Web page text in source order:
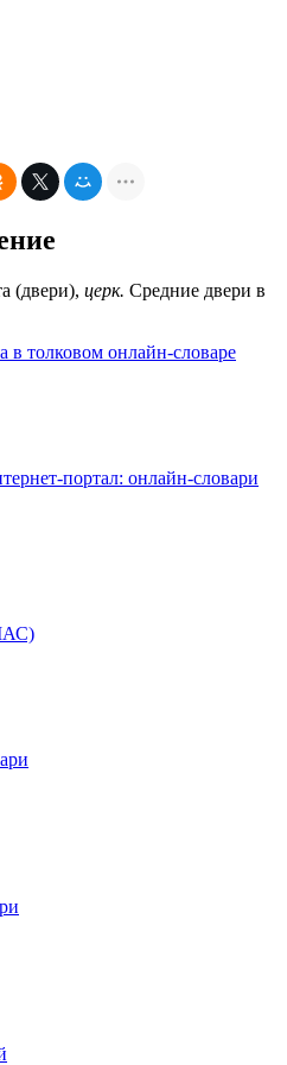
(двери), церк. Средние двери в
в толковом онлайн-словаре
портал: онлайн-словари